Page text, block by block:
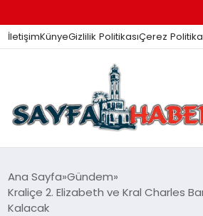
İletişimKünyeGizlilik PolitikasıÇerez
ANA SAYFA
Ana Sayfa Gündem
Kraliçe 2. Elizabeth ve Kral Charles
Kalacak